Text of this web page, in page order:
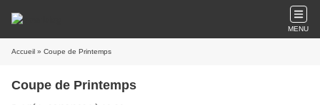
MENU
Accueil » Coupe de Printemps
Coupe de Printemps